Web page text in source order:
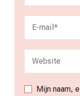
Mijn naam,